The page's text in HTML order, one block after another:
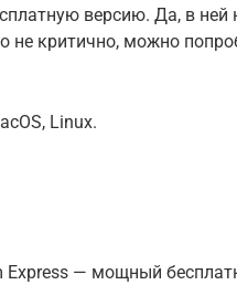
версию. Да, в ней
не критично, можно
Linux.
— мощный